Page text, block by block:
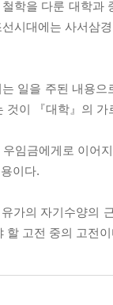
학을 다룬 대학
시대에는 사서삼
일을 주된 내용
것이 『대학』의 가
임금에게로 이어
이다.
가의 자기수양의
할 고전 중의 고전